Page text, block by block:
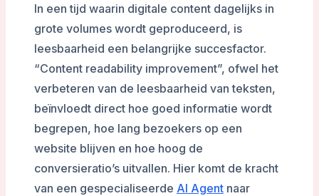
In een tijd waarin digitale content dagelijks in
grote volumes wordt geproduceerd, is
leesbaarheid een belangrijke succesfactor.
“Content readability improvement”, ofwel het
verbeteren van de leesbaarheid van teksten,
beïnvloedt direct hoe goed informatie wordt
begrepen, hoe lang bezoekers op een
website blijven en hoe hoog de
conversieratio’s uitvallen. Hier komt de kracht
van een gespecialiseerde AI Agentnaar